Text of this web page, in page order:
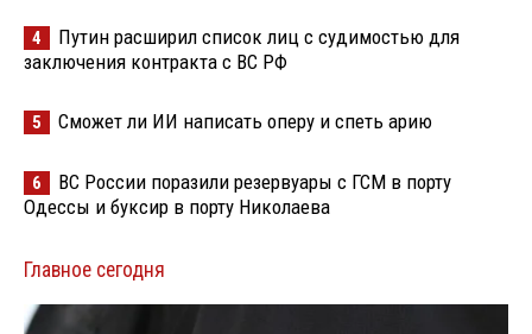
4
Путин расширил список лиц с судимостью для
заключения контракта с ВС РФ
5 Сможет ли ИИ написать оперу и спеть арию
6
ВС России поразили резервуары с ГСМ в порту
Одессы и буксир в порту Николаева
Главное сегодня